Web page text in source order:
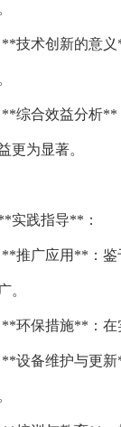
技术创新的意义
综合效益分析**
更为显著。
实践指导**：
推广应用**：鉴
。
环保措施**：在
设备维护与更新